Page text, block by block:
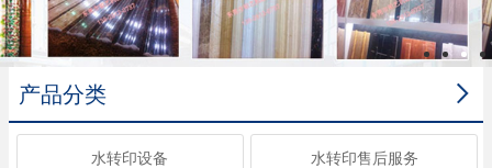

产品分类
水转印设备 水转印售后服务